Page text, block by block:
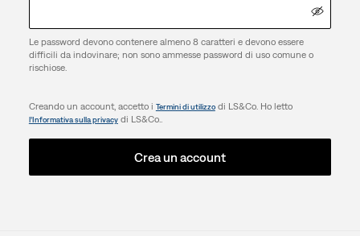
Le password devono contenere almeno 8 caratteri e devono essere
difficili da indovinare; non sono ammesse password di uso comune o
rischiose.
Creando un account, accetto i Termini di utilizzodi LS&Co. Ho letto
l’Informativa sulla privacydi LS&Co..
Crea un account